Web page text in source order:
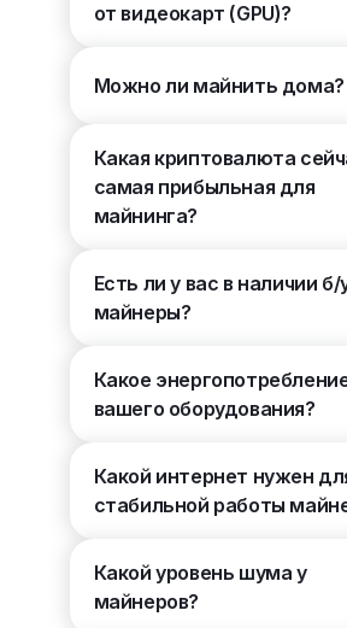
от видеокарт (GPU)?
Можно ли майнить дома?
Какая криптовалюта
самая прибыльная для
майнинга?
Есть ли у вас в наличии б/
майнеры?
Какое
вашего оборудования?
Какой интернет нужен
стабильной работы
Какой уровень шума у
майнеров?